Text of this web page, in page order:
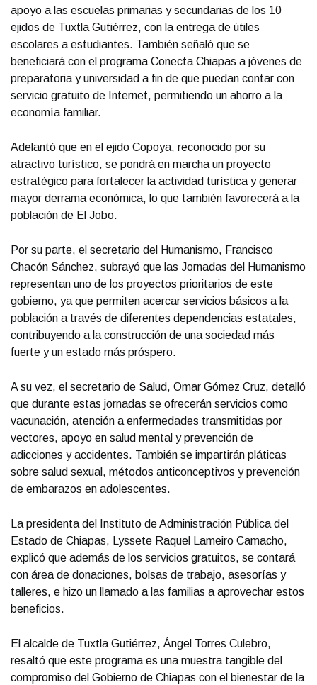
apoyo a las escuelas primarias y secundarias de los 10
ejidos de Tuxtla Gutiérrez, con la entrega de útiles
escolares a estudiantes. También señaló que se
beneficiará con el programa Conecta Chiapas a jóvenes de
preparatoria y universidad a fin de que puedan contar con
servicio gratuito de Internet, permitiendo un ahorro a la
economía familiar.
Adelantó que en el ejido Copoya, reconocido por su
atractivo turístico, se pondrá en marcha un proyecto
estratégico para fortalecer la actividad turística y generar
mayor derrama económica, lo que también favorecerá a la
población de El Jobo.
Por su parte, el secretario del Humanismo, Francisco
Chacón Sánchez, subrayó que las Jornadas del Humanismo
representan uno de los proyectos prioritarios de este
gobierno, ya que permiten acercar servicios básicos a la
población a través de diferentes dependencias estatales,
contribuyendo a la construcción de una sociedad más
fuerte y un estado más próspero.
A su vez, el secretario de Salud, Omar Gómez Cruz, detalló
que durante estas jornadas se ofrecerán servicios como
vacunación, atención a enfermedades transmitidas por
vectores, apoyo en salud mental y prevención de
adicciones y accidentes. También se impartirán pláticas
sobre salud sexual, métodos anticonceptivos y prevención
de embarazos en adolescentes.
La presidenta del Instituto de Administración Pública del
Estado de Chiapas, Lyssete Raquel Lameiro Camacho,
explicó que además de los servicios gratuitos, se contará
con área de donaciones, bolsas de trabajo, asesorías y
talleres, e hizo un llamado a las familias a aprovechar estos
beneficios.
El alcalde de Tuxtla Gutiérrez, Ángel Torres Culebro,
resaltó que este programa es una muestra tangible del
compromiso del Gobierno de Chiapas con el bienestar de la